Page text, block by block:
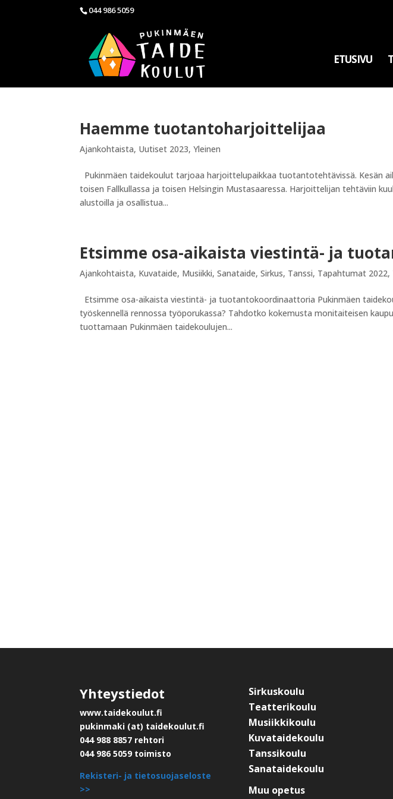
044 986 5059
ETUSIVU
Haemme tuotantoharjoittelijaa
Ajankohtaista, Uutiset 2023,Yleinen
Pukinmäen taidekoulut tarjoaa harjoittelupaikkaa tuotantotehtävissä. Kesän
toisen Fallkullassa ja toisen Helsingin Mustasaaressa. Harjoittelijan tehtäviin
alustoilla ja osallistua...
Etsimme osa-aikaista viestintä- ja
Ajankohtaista, Kuvataide, Musiikki,Sanataide,Sirkus, Tanssi, Tapahtumat 2022,
Etsimme osa-aikaista viestintä- ja tuotantokoordinaattoria Pukinmäen
työskennellä rennossa työporukassa? Tahdotko kokemusta monitaiteisen
tuottamaan Pukinmäen taidekoulujen...
Yhteystiedot
www.taidekoulut.fi
pukinmaki (at) taidekoulut.fi
044 988 8857 rehtori
044 986 5059 toimisto
Rekisteri- ja tietosuojaseloste
>>
Sirkuskoulu
Teatterikoulu
Musiikkikoulu
Kuvataidekoulu
Tanssikoulu
Sanataidekoulu
Muu opetus